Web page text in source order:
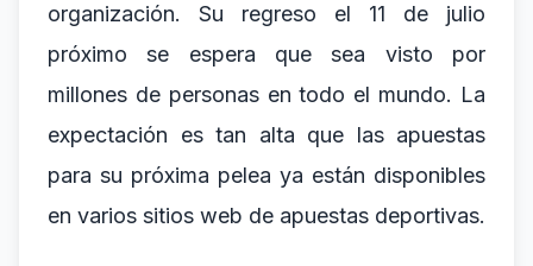
organización. Su regreso el 11 de julio
próximo se espera que sea visto por
millones de personas en todo el mundo. La
expectación es tan alta que las apuestas
para su próxima pelea ya están disponibles
en varios sitios web de apuestas deportivas.